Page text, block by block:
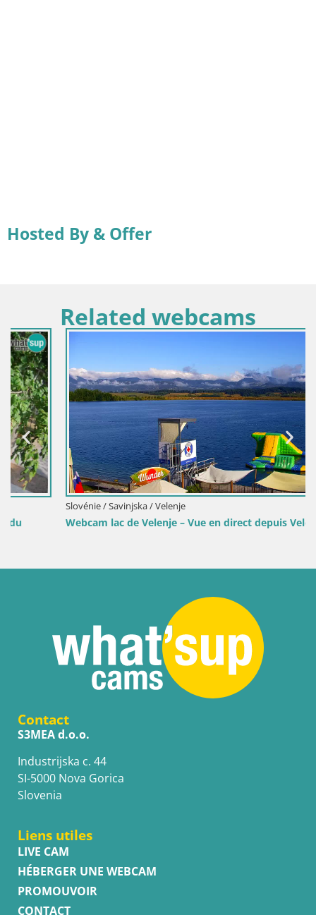
Hosted By & Offer
Related webcams
Slovénie / Savinjska / Velenje
Webcam lac de Velenje – Vue en direct depuis Velenje Beach
Contact
S3MEA d.o.o.
Industrijska c. 44
SI-5000 Nova Gorica
Slovenia
Liens utiles
LIVE CAM
HÉBERGER UNE WEBCAM
PROMOUVOIR
CONTACT